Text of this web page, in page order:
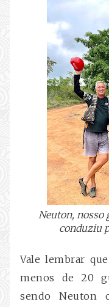
Neuton, nosso
conduziu
Vale lembrar
menos de 20
sendo Neuton